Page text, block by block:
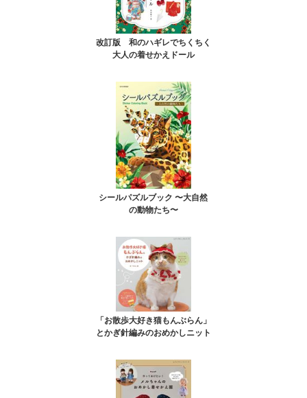
改訂版 和のハギレでちくちく
大人の着せかえドール
シールパズルブック 〜大自然
の動物たち〜
「お散歩大好き猫もんぶらん」
とかぎ針編みのおめかしニット